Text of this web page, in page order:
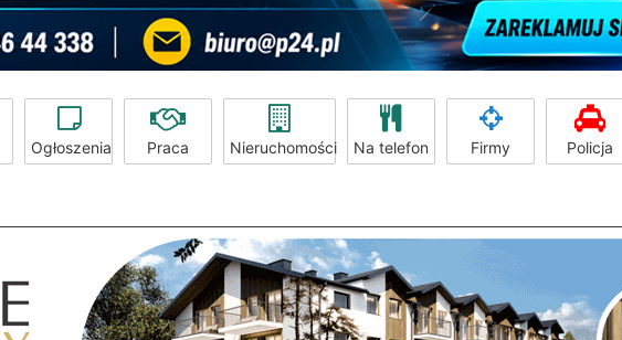
Ogłoszenia Praca Nieruchomości Na telefon Firmy Policja